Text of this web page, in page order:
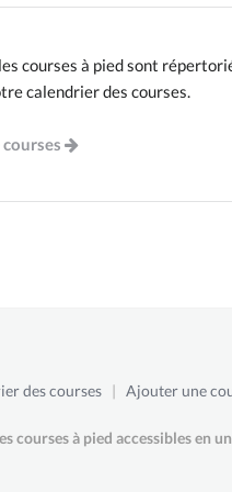
courses à pied sont
calendrier des courses.
courses
des courses | Ajouter une
courses à pied accessibles en